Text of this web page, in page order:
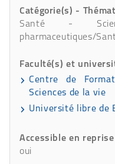
Catégorie(s) -
Santé -
pharmaceutiques/
Faculté(s) et
Centre de
Sciences de la vie
Université libre de
Accessible en
oui